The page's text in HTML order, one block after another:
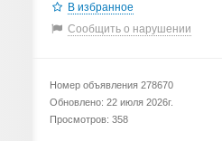
В избранное
Сообщить о нарушении
Номер объявления 278670
Обновлено: 22 июля 2026г.
Просмотров: 358